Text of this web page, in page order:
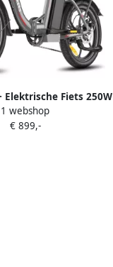
Elektrische Fiets 250W
Accu 20x3 Banden
25 km u Snelheid Grijs
1 webshop
€ 899,-